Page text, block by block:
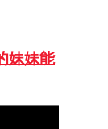
妹妹能